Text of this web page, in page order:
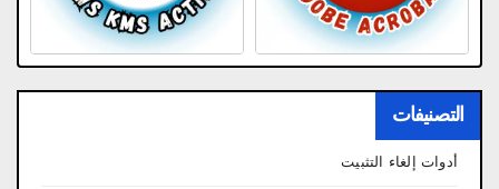
التصنيفات
أدوات إلغاء التثبيت